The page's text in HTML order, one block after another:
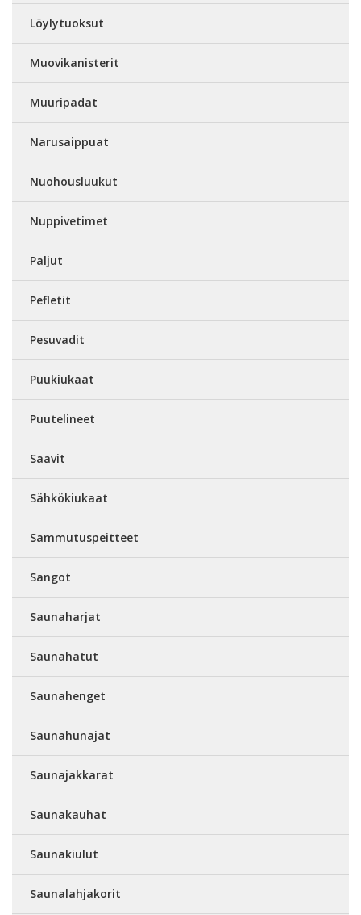
Löylytuoksut
Muovikanisterit
Muuripadat
Narusaippuat
Nuohousluukut
Nuppivetimet
Paljut
Pefletit
Pesuvadit
Puukiukaat
Puutelineet
Saavit
Sähkökiukaat
Sammutuspeitteet
Sangot
Saunaharjat
Saunahatut
Saunahenget
Saunahunajat
Saunajakkarat
Saunakauhat
Saunakiulut
Saunalahjakorit